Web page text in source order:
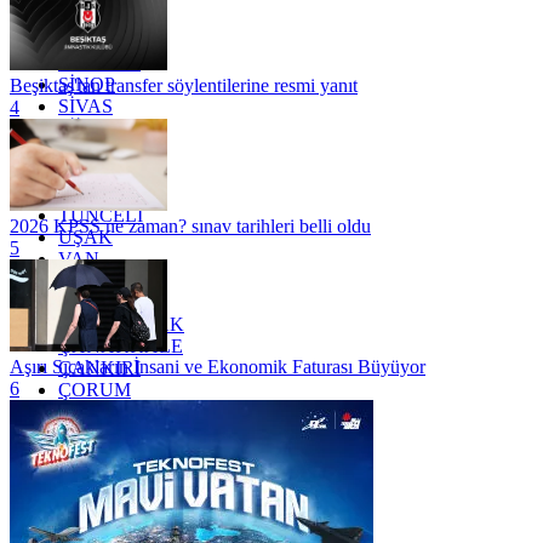
RİZE
SAKARYA
SİNOP
SİVAS
SİİRT
TEKİRDAĞ
TOKAT
TRABZON
TUNCELİ
UŞAK
VAN
YALOVA
YOZGAT
ZONGULDAK
ÇANAKKALE
ÇANKIRI
ÇORUM
İSTANBUL
İZMİR
ŞANLIURFA
ŞIRNAK
Beşiktaş'tan transfer söylentilerine resmi yanıt
4
2026 KPSS ne zaman? sınav tarihleri belli oldu
5
Aşırı Sıcakların İnsani ve Ekonomik Faturası Büyüyor
6